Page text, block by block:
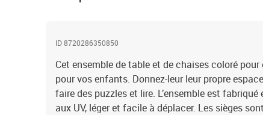
ID 8720286350850
Cet ensemble de table et de chaises coloré
pour vos enfants. Donnez-leur leur propre
faire des puzzles et lire. L’ensemble est
aux UV, léger et facile à déplacer. Les sièges